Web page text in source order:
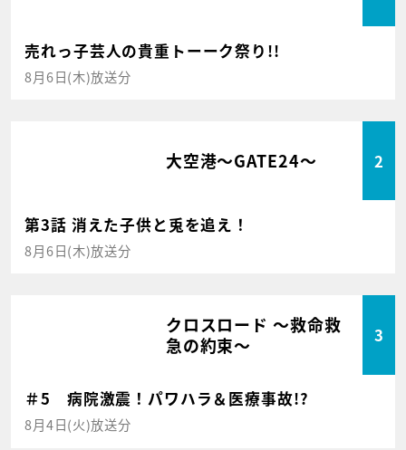
売れっ子芸人の貴重トーーク祭り!!
8月6日(木)放送分
大空港～GATE24～ 2
第3話 消えた子供と兎を追え！
8月6日(木)放送分
クロスロード ～救命救
急の約束～
3
＃5 病院激震！パワハラ＆医療事故!?
8月4日(火)放送分